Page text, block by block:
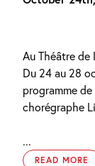
Au Théâtre de
Du 24 au 28
programme
chorégraphe
...
READ MORE